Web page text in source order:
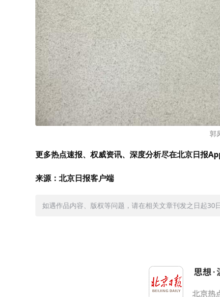
郭
更多热点速报、权威资讯、深度分析尽在北京日报
来源：北京日报客户端
如遇作品内容、版权等问题，请在相关文章刊发之日起